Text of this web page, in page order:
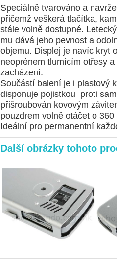
Speciálně tvarováno a
přičemž veškerá tlačítka,
stále volně dostupné.
mu dává jeho pevnost a
objemu. Displej je navíc kryt
neoprénem tlumícím otřesy
zacházení.
Součástí balení je i plastový
disponuje pojistkou proti
přišroubován kovovým
pouzdrem volně otáčet o 360
Ideální pro permanentní
Další obrázky tohoto